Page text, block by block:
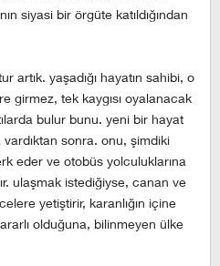
siyasi bir örgüte katıldığından
artık. yaşadığı hayatın sahibi, o
girmez, tek kaygısı oyalanacak
bulur bunu. yeni bir hayat
sonra. onu, şimdiki
eder ve otobüs yolculuklarına
ulaşmak istediğiyse, canan ve
yetiştirir, karanlığın içine
olduğuna, bilinmeyen ülke